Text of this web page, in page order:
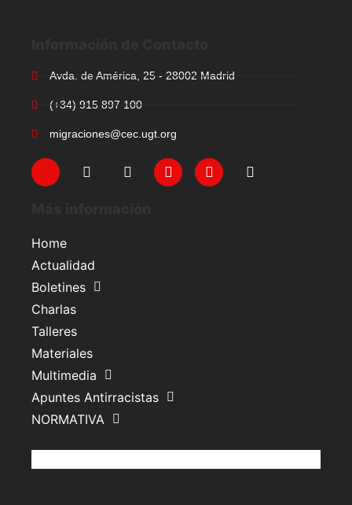
Avda. de América, 25 - 28002 Madrid
(+34) 915 897 100
migraciones@cec.ugt.org
Home
Actualidad
Boletines
Charlas
Talleres
Materiales
Multimedia
Apuntes Antirracistas
NORMATIVA